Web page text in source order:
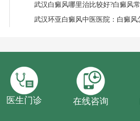
武汉白癜风哪里治比较好?白癜风
武汉环亚白癜风中医医院：白癜风
医生门诊 在线咨询